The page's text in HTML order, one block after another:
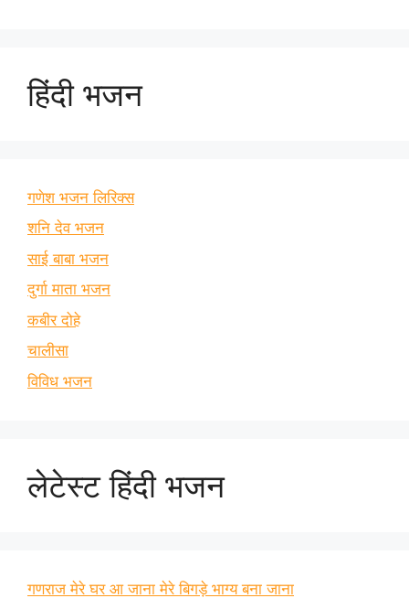
हिंदी भजन
गणेश भजन लिरिक्स
शनि देव भजन
साई बाबा भजन
दुर्गा माता भजन
कबीर दोहे
चालीसा
विविध भजन
लेटेस्ट हिंदी भजन
गणराज मेरे घर आ जाना मेरे बिगड़े भाग्य बना जाना